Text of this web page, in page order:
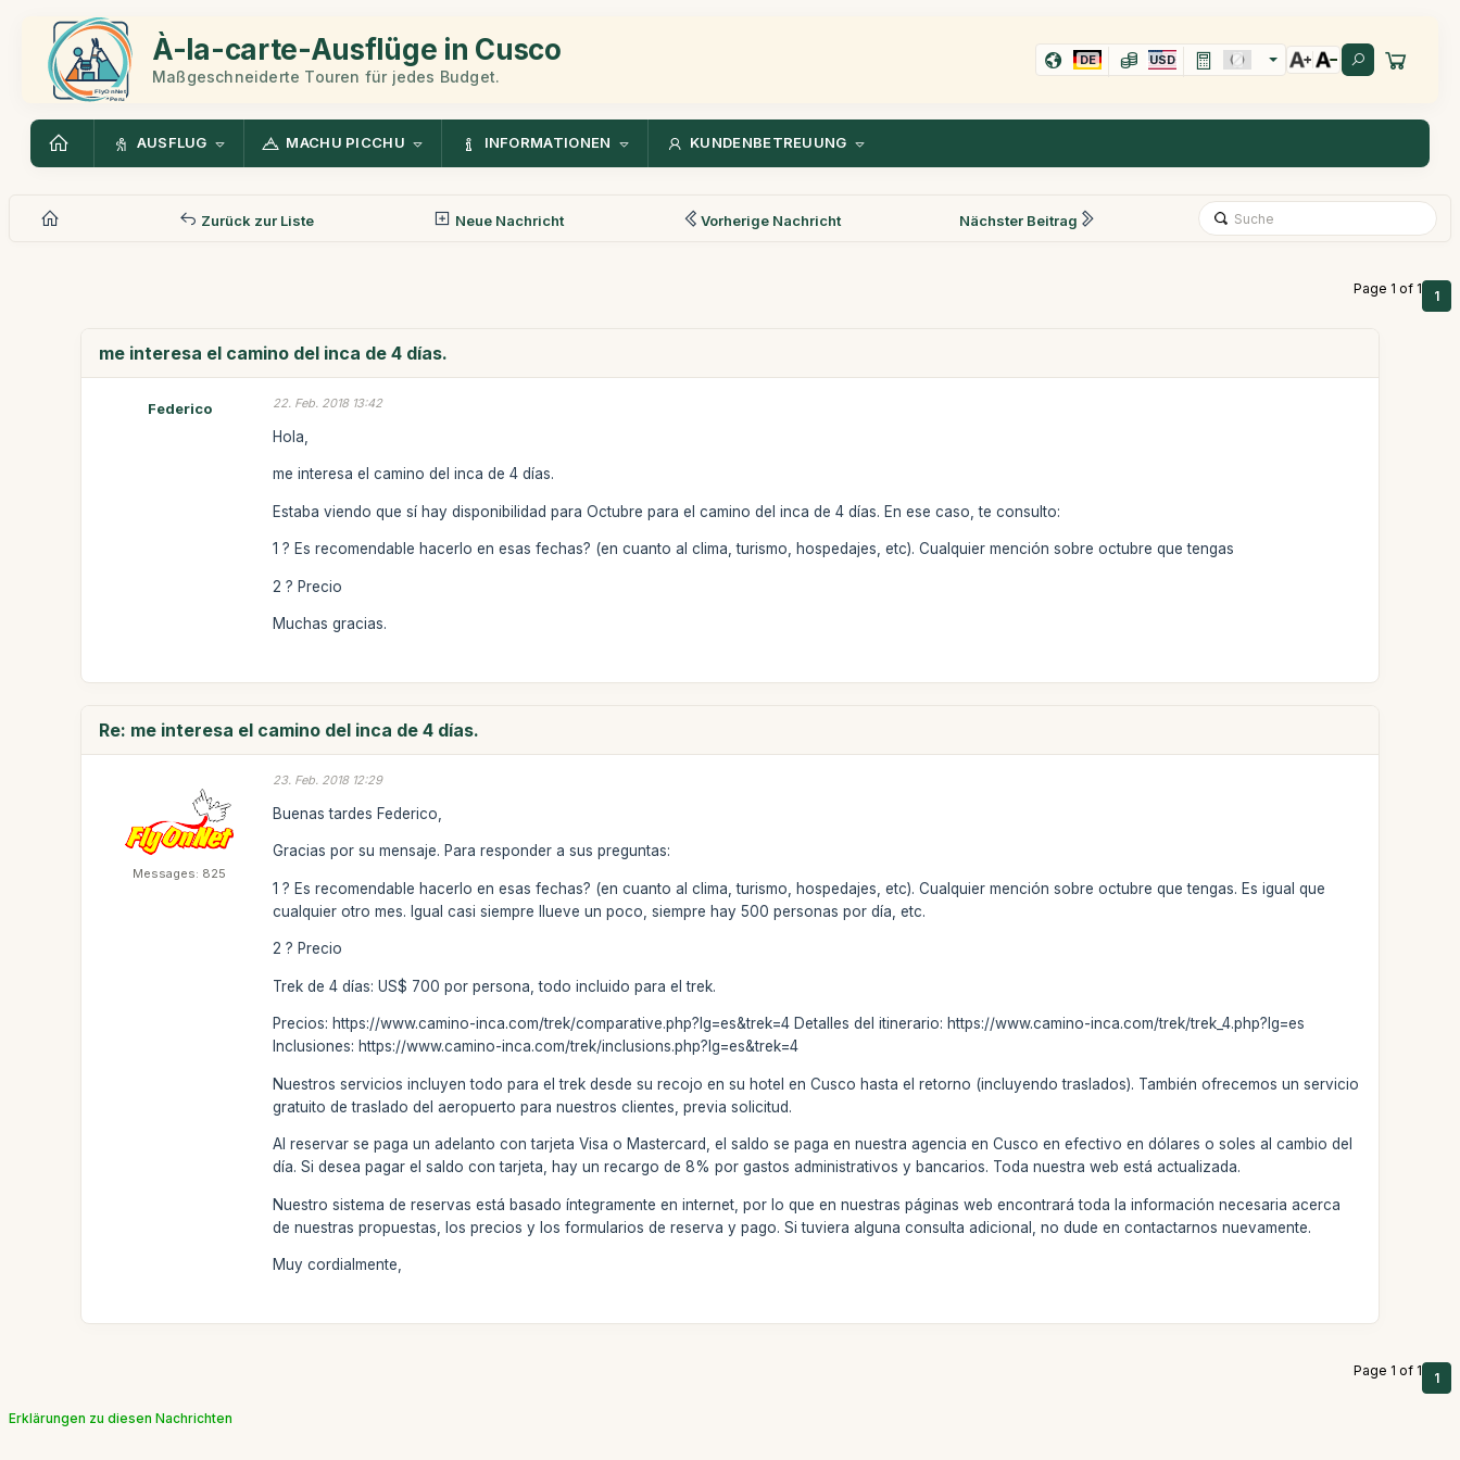
À-la-carte-Ausflüge in Cusco
Maßgeschneiderte Touren für jedes Budget.
DE USD
AUSFLUG MACHU PICCHU INFORMATIONEN KUNDENBETREUUNG
Zurück zur Liste Neue Nachricht Vorherige Nachricht Nächster Beitrag
Page 1 of 1 1
me interesa el camino del inca de 4 días.
Federico 22. Feb. 2018 13:42
Hola,
me interesa el camino del inca de 4 días.
Estaba viendo que sí hay disponibilidad para Octubre para el camino del inca de 4 días. En ese caso, te consulto:
1 ? Es recomendable hacerlo en esas fechas? (en cuanto al clima, turismo, hospedajes, etc). Cualquier mención sobre octubre que tengas
2 ? Precio
Muchas gracias.
Re: me interesa el camino del inca de 4 días.
Messages: 825
23. Feb. 2018 12:29
Buenas tardes Federico,
Gracias por su mensaje. Para responder a sus preguntas:
1 ? Es recomendable hacerlo en esas fechas? (en cuanto al clima, turismo, hospedajes, etc). Cualquier mención sobre octubre que tengas. Es igual que
cualquier otro mes. Igual casi siempre llueve un poco, siempre hay 500 personas por día, etc.
2 ? Precio
Trek de 4 días: US$ 700 por persona, todo incluido para el trek.
Precios: https://www.camino-inca.com/trek/comparative.php?lg=es&trek=4 Detalles del itinerario: https://www.camino-inca.com/trek/trek_4.php?lg=es
Inclusiones: https://www.camino-inca.com/trek/inclusions.php?lg=es&trek=4
Nuestros servicios incluyen todo para el trek desde su recojo en su hotel en Cusco hasta el retorno (incluyendo traslados). También ofrecemos un servicio
gratuito de traslado del aeropuerto para nuestros clientes, previa solicitud.
Al reservar se paga un adelanto con tarjeta Visa o Mastercard, el saldo se paga en nuestra agencia en Cusco en efectivo en dólares o soles al cambio del
día. Si desea pagar el saldo con tarjeta, hay un recargo de 8% por gastos administrativos y bancarios. Toda nuestra web está actualizada.
Nuestro sistema de reservas está basado íntegramente en internet, por lo que en nuestras páginas web encontrará toda la información necesaria acerca
de nuestras propuestas, los precios y los formularios de reserva y pago. Si tuviera alguna consulta adicional, no dude en contactarnos nuevamente.
Muy cordialmente,
Page 1 of 1 1
Erklärungen zu diesen Nachrichten